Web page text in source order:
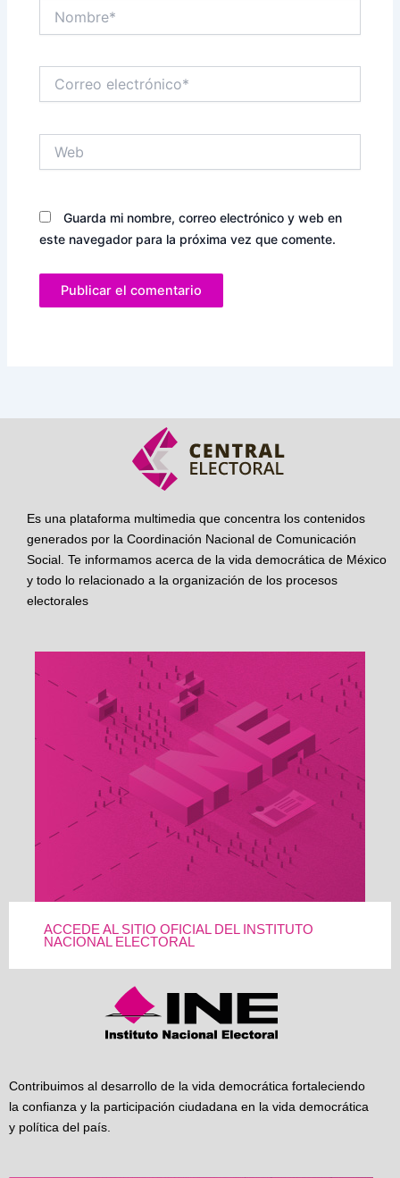
electrónico*
Guarda mi nombre, correo electrónico y web en
este navegador para la próxima vez que comente.
Es una plataforma multimedia que concentra los contenidos
generados por la Coordinación Nacional de Comunicación
Social. Te informamos acerca de la vida democrática de México
y todo lo relacionado a la organización de los procesos
electorales
ACCEDE AL SITIO OFICIAL DEL INSTITUTO
NACIONAL ELECTORAL
Contribuimos al desarrollo de la vida democrática fortaleciendo
la confianza y la participación ciudadana en la vida democrática
y política del país.